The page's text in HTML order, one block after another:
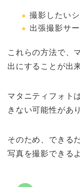
撮影したい
出張撮影サ
これらの方法で、
出にすることが出
マタニティフォト
きない可能性があ
そのため、できる
写真を撮影できる